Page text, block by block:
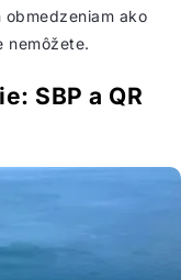
ako
nemôžete.
SBP a QR